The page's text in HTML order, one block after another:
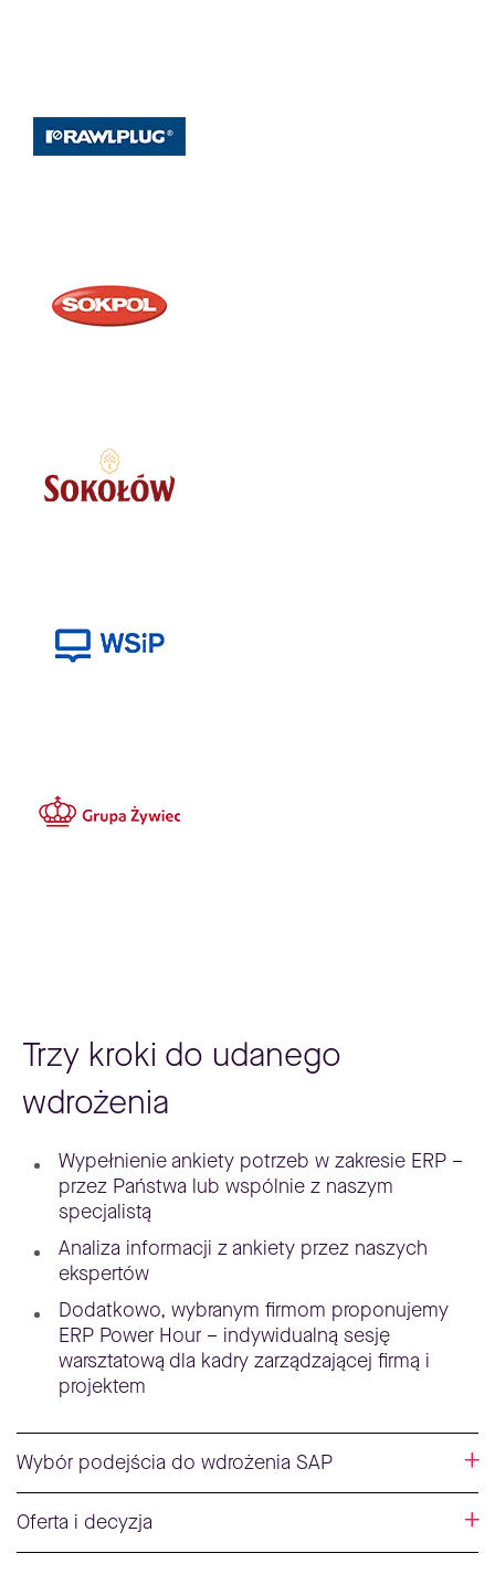
Trzy kroki do udanego
wdrożenia
Wypełnienie ankiety potrzeb w zakresie ERP –
przez Państwa lub wspólnie z naszym
specjalistą
Analiza informacji z ankiety przez naszych
ekspertów
Dodatkowo, wybranym firmom proponujemy
ERP Power Hour – indywidualną sesję
warsztatową dla kadry zarządzającej firmą i
projektem
Wybór podejścia do wdrożenia SAP
Oferta i decyzja